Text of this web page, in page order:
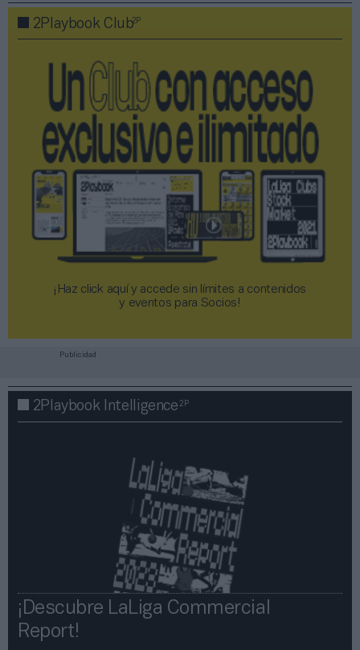
2Playbook Club2P
¡Haz click aquí y accede sin límites a contenidos
y eventos para Socios!​​​​​​​
Publicidad
2Playbook Intelligence2P
¡Descubre LaLiga Commercial
Report!​​